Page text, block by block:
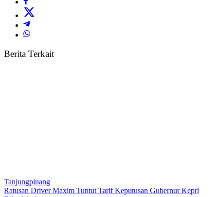
Berita Terkait
Tanjungpinang
Ratusan Driver Maxim Tuntut Tarif Keputusan Gubernur Kepri